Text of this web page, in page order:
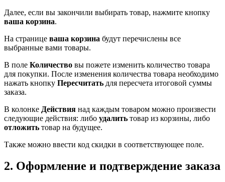
Далее, если вы закончили выбирать товар, нажмите кнопку
ваша корзина.
На странице ваша корзина будут перечислены все
выбранные вами товары.
В поле Количество вы пожете изменить количество товара
для покупки. После изменения количества товара необходимо
нажать кнопку Пересчитать для пересчета итоговой суммы
заказа.
В колонке Действия над каждым товаром можно произвести
следующие действия: либо удалить товар из корзины, либо
отложить товар на будущее.
Также можно ввести код скидки в соответствующее поле.
2. Оформление и подтверждение заказа